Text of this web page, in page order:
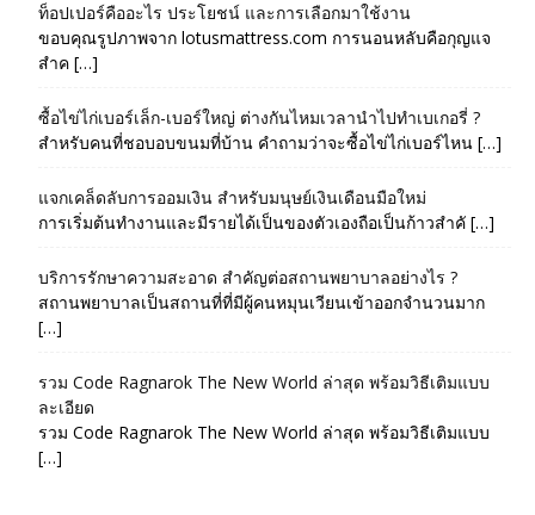
ท็อปเปอร์คืออะไร ประโยชน์ และการเลือกมาใช้งาน
ขอบคุณรูปภาพจาก lotusmattress.com การนอนหลับคือกุญแจ
สำค […]
ซื้อไข่ไก่เบอร์เล็ก-เบอร์ใหญ่ ต่างกันไหมเวลานำไปทำเบเกอรี่ ?
สำหรับคนที่ชอบอบขนมที่บ้าน คำถามว่าจะซื้อไข่ไก่เบอร์ไหน […]
แจกเคล็ดลับการออมเงิน สำหรับมนุษย์เงินเดือนมือใหม่
การเริ่มต้นทำงานและมีรายได้เป็นของตัวเองถือเป็นก้าวสำคั […]
บริการรักษาความสะอาด สำคัญต่อสถานพยาบาลอย่างไร ?
สถานพยาบาลเป็นสถานที่ที่มีผู้คนหมุนเวียนเข้าออกจำนวนมาก
[…]
รวม Code Ragnarok The New World ล่าสุด พร้อมวิธีเติมแบบ
ละเอียด
รวม Code Ragnarok The New World ล่าสุด พร้อมวิธีเติมแบบ
[…]